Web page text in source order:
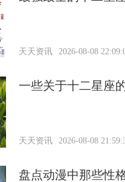
天天资讯 2026-08-08
一些关于十二星座
天天资讯 2026-08-08
盘点动漫中那些性